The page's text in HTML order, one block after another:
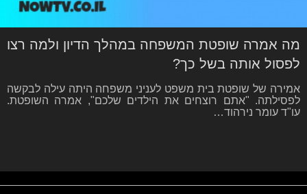
מה אמרה שופטת המשפחה במהלך הדיון ולמה רצו
לפסול אותה בשל כך?
אמירה של שופטת בית משפט לעניני משפחה היתה עילה לבקשה
לפסילתה. "אתם רוצחים את הילדים שלכם", אמרה השופטת.
עו"ד עומר נירהוד…